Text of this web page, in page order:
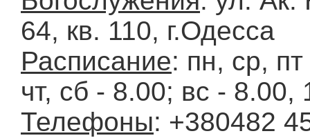
64, кв. 110, г.Одесса
Расписание: пн, ср,
чт, сб - 8.00; вс - 8.00,
Телефоны: +380482